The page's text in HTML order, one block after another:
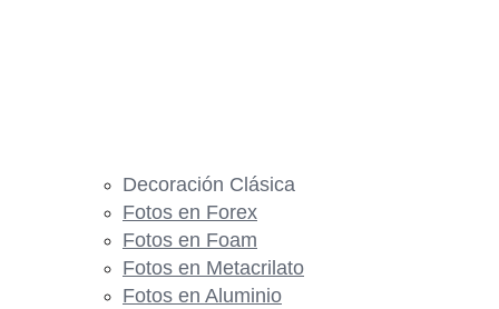
Decoración Clásica
Fotos en Forex
Fotos en Foam
Fotos en Metacrilato
Fotos en Aluminio